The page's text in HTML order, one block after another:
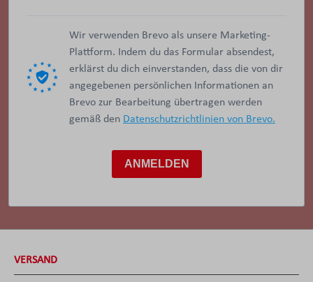
Wir verwenden Brevo als unsere Marketing-
Plattform. Indem du das Formular absendest,
erklärst du dich einverstanden, dass die von dir
angegebenen persönlichen Informationen an
Brevo zur Bearbeitung übertragen werden
gemäß den Datenschutzrichtlinien von Brevo.
ANMELDEN
VERSAND